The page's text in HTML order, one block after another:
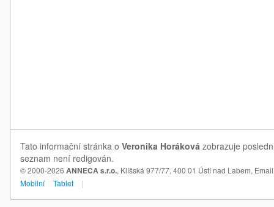
Tato informační stránka o Veronika Horáková zobrazuje
seznam není redigován.
© 2000-2026 ANNECA s.r.o., Klíšská 977/77, 400 01 Ústí nad Labem,
Mobilní
Tablet |